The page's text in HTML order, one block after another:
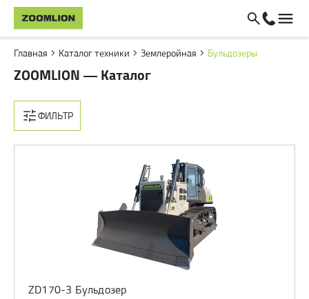
Главная Каталог техники Землеройная Бульдозеры
ZOOMLION — Каталог
ФИЛЬТР
ZD170-3 Бульдозер